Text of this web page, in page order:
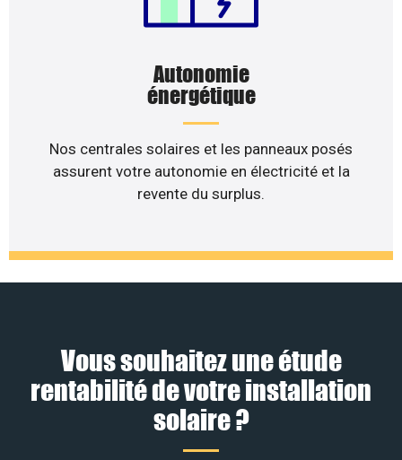
Autonomie
énergétique
Nos centrales solaires et les panneaux posés
assurent votre autonomie en électricité et la
revente du surplus.
Vous souhaitez une étude
rentabilité de votre installation
solaire ?